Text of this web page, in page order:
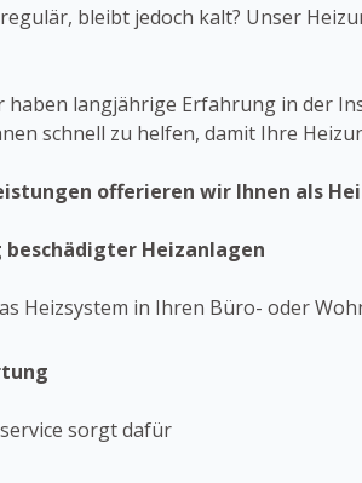
bleibt jedoch kalt? Unser
langjährige Erfahrung in der
schnell zu helfen, damit Ihre
offerieren wir Ihnen als
Heizanlagen
Heizsystem in Ihren Büro- oder
sorgt dafür